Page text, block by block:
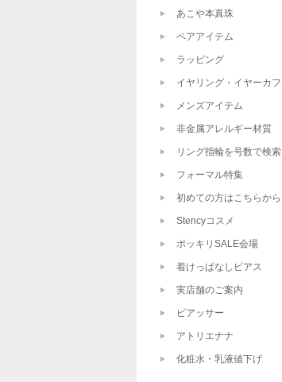
あこや本真珠
ペアアイテム
ラッピング
イヤリング・イヤーカフ
メンズアイテム
非金属アレルギー材質
リング指輪を号数で検索
フォーマル特集
初めての方はこちらから
Stencyコスメ
ポッキリSALE会場
着けっぱなしピアス
実店舗のご案内
ピアッサー
アトリエナナ
化粧水・乳液値下げ